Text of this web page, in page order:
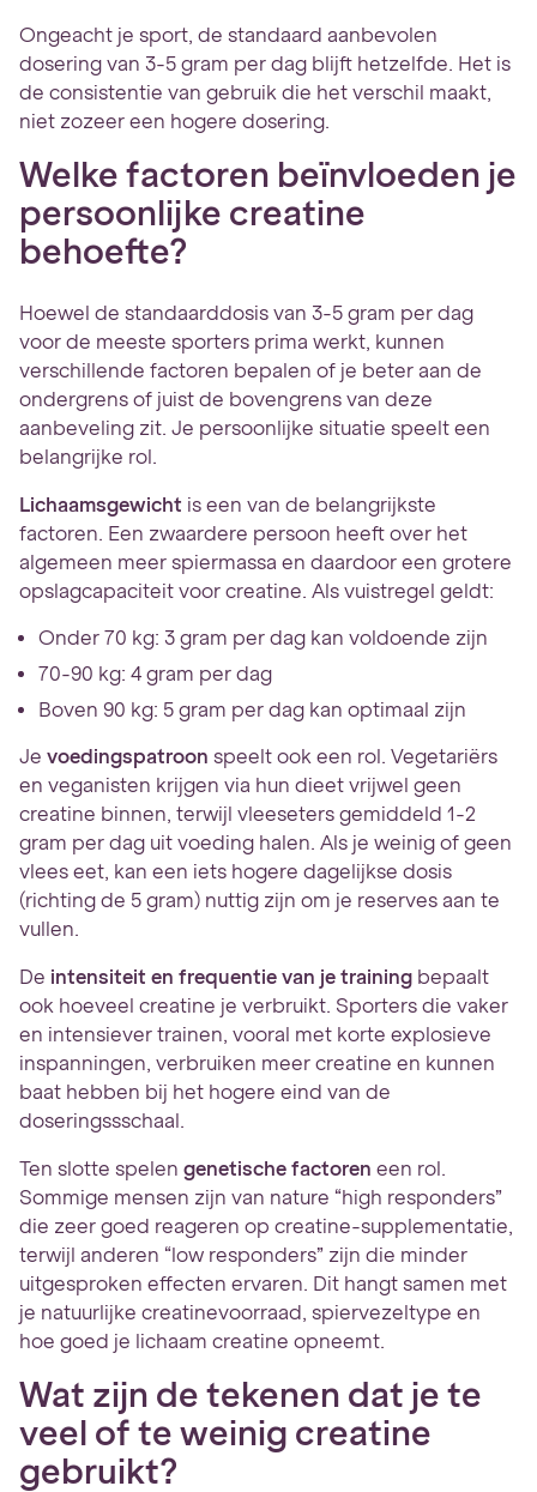
Ongeacht je sport, de standaard aanbevolen
dosering van 3-5 gram per dag blijft hetzelfde. Het is
de consistentie van gebruik die het verschil maakt,
niet zozeer een hogere dosering.
Welke factoren beïnvloeden je
persoonlijke creatine
behoefte?
Hoewel de standaarddosis van 3-5 gram per dag
voor de meeste sporters prima werkt, kunnen
verschillende factoren bepalen of je beter aan de
ondergrens of juist de bovengrens van deze
aanbeveling zit. Je persoonlijke situatie speelt een
belangrijke rol.
Lichaamsgewicht is een van de belangrijkste
factoren. Een zwaardere persoon heeft over het
algemeen meer spiermassa en daardoor een grotere
opslagcapaciteit voor creatine. Als vuistregel geldt:
Onder 70 kg: 3 gram per dag kan voldoende zijn
70-90 kg: 4 gram per dag
Boven 90 kg: 5 gram per dag kan optimaal zijn
Je voedingspatroon speelt ook een rol. Vegetariërs
en veganisten krijgen via hun dieet vrijwel geen
creatine binnen, terwijl vleeseters gemiddeld 1-2
gram per dag uit voeding halen. Als je weinig of geen
vlees eet, kan een iets hogere dagelijkse dosis
(richting de 5 gram) nuttig zijn om je reserves aan te
vullen.
De intensiteit en frequentie van je training bepaalt
ook hoeveel creatine je verbruikt. Sporters die vaker
en intensiever trainen, vooral met korte explosieve
inspanningen, verbruiken meer creatine en kunnen
baat hebben bij het hogere eind van de
doseringssschaal.
Ten slotte spelen genetische factoren een rol.
Sommige mensen zijn van nature “high responders”
die zeer goed reageren op creatine-supplementatie,
terwijl anderen “low responders” zijn die minder
uitgesproken effecten ervaren. Dit hangt samen met
je natuurlijke creatinevoorraad, spiervezeltype en
hoe goed je lichaam creatine opneemt.
Wat zijn de tekenen dat je te
veel of te weinig creatine
gebruikt?